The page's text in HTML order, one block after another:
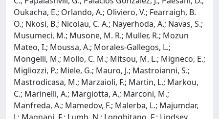
Oukacha, E.; Orlando, A.; Oliviero, V.; Fearraigh, B.
O.; Nkosi, B.; Nicolau, C. A.; Nayerhoda, A.; Navas, S.;
Musumeci, M.; Musone, M. R.; Muller, R.; Mozun
Mateo, I.; Moussa, A.; Morales-Gallegos, L.;
Mongelli, M.; Mollo, C. M.; Mitsou, M. L.; Migneco, E.;
Migliozzi, P.; Miele, G.; Mauro, J.; Mastroianni, S.;
Mastrodicasa, M.; Marzaioli, F.; Martin, L.; Markou,
C.; Marinelli, A.; Margiotta, A.; Marconi, M.;
Manfreda, A.; Mamedov, F.; Malerba, L.; Majumdar,